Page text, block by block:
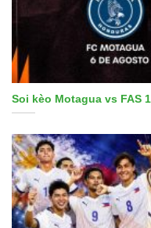
Soi kèo Motagua vs FAS